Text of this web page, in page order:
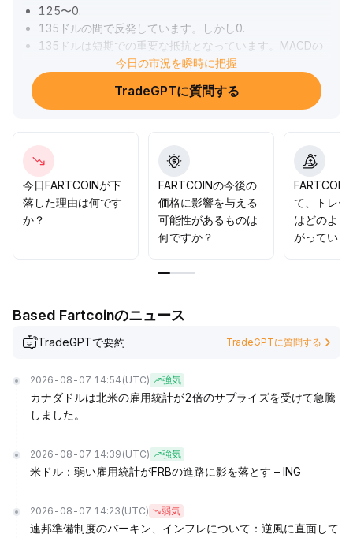
125〜0.
135ドルの間で反発しています。しかし0.
135ドルは短期での重要な抵抗となっています。MACDの
ゴールデンクロスとRSIのダイバージェンスは反転の兆候を
示していますが、市場全体の雰囲気は慎重です。取引戦略
としては順張りでの参入を推奨し、出来高と抵抗線の突破
12ドルのサポートも注視しつつ、リスクとポジションを動
的に管理し、高いレバレッジによるリターンの急激な悪化
に警戒してください。
今日の市況を瞬時に把握
TradeGPTに質問する
今日FARTCOINが下
落した理由は何です
か？
FARTCOINの今後の
価格に影響を与える
可能性があるものは
何ですか？
FARTCOIN
て、トレー
はどのよう
がっていま
Based Fartcoinのニュース
TradeGPTで要約 TradeGPTに質問する
2026-08-07 14:54 (UTC) 強気
カナダドルは北米の雇用統計が2倍のサプライズを受けて急騰
しました。
2026-08-07 14:39 (UTC) 強気
米ドル：弱い雇用統計がFRBの進路に影を落とす – ING
2026-08-07 14:23 (UTC) 弱気
連邦準備制度のバーキン、インフレについて：逆風に直面して